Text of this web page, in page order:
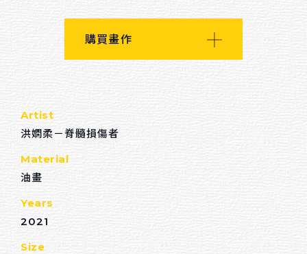
關於我們
招募夥伴
Sort by material
購買畫作
Artist
洪嫻柔－脊髓損傷者
Material
油畫
Years
2021
Size